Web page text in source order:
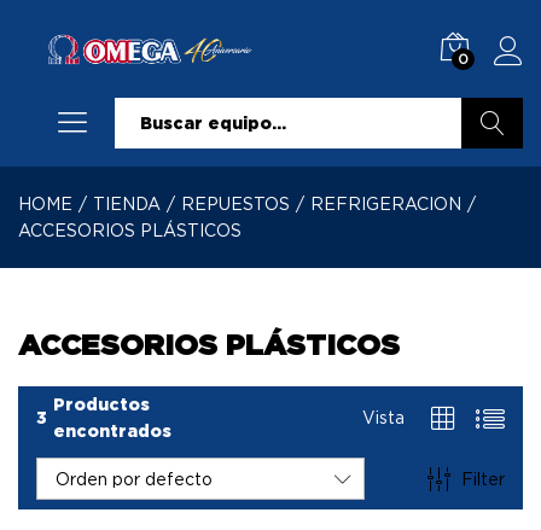
0
HOME / TIENDA / REPUESTOS / REFRIGERACION /
ACCESORIOS PLÁSTICOS
ACCESORIOS PLÁSTICOS
3
Productos
encontrados
Vista
Filter
Orden por defecto